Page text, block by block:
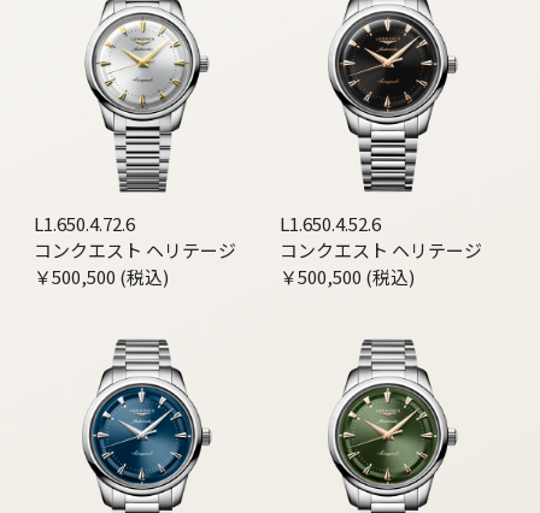
L1.650.4.72.6
コンクエスト ヘリテージ
￥500,500 (税込)
L1.650.4.52.6
コンクエスト ヘリテージ
￥500,500 (税込)